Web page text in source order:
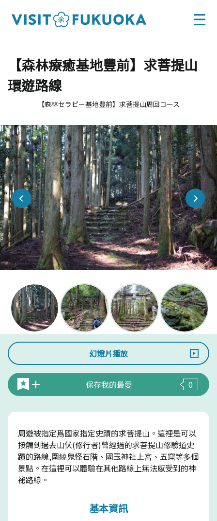
【森林療癒基地豐前】求菩提山
環遊路線
【森林セラピー基地豊前】求菩提山周回コース
幻燈片播放
保存我的最愛 0
周遊被指定爲國家指定史蹟的求菩提山。這裡是可以
接觸到過去山伏(修行者)曾經過的求菩提山修驗道史
蹟的路線,圍繞鬼怪石階、國玉神社上宮、五窟等多個
景點。在這裡可以體驗在其他路線上無法感受到的神
祕路線。
基本資訊